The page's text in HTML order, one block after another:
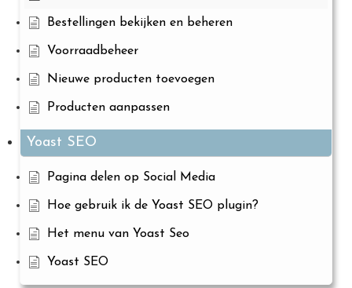
Bestellingen bekijken en beheren
Voorraadbeheer
Nieuwe producten toevoegen
Producten aanpassen
Yoast SEO
Pagina delen op Social Media
Hoe gebruik ik de Yoast SEO plugin?
Het menu van Yoast Seo
Yoast SEO